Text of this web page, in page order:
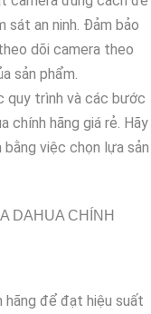
sát an ninh. Đảm bảo
dõi camera theo
sản phẩm.
quy trình và các bước
chính hãng giá rẻ. Hãy
việc chọn lựa sản
DAHUA CHÍNH
hãng để đạt hiệu suất